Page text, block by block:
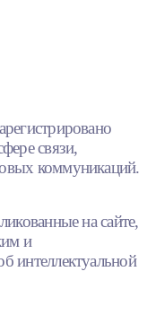
связи,
коммуникаций.
на сайте,
и
интеллектуальной